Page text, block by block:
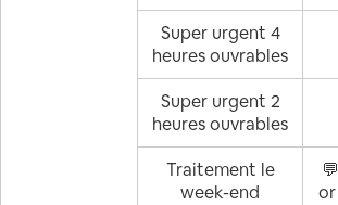
Super urgent 4
heures ouvrables
Super urgent 2
heures ouvrables
Traitement le
week-end
💬
or